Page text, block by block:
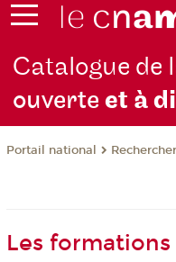
Catalogue de
ouverteet à
Portail national
Les